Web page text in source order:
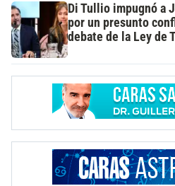
Di Tullio impugnó a
por un presunto
debate de la Ley de